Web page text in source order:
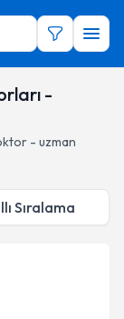
-
- uzman
Sıralama